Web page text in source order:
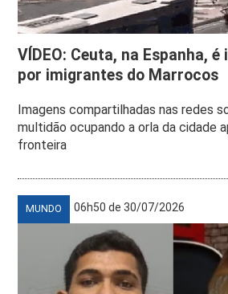
VÍDEO: Ceuta, na Espanha,
por imigrantes do Marrocos
Imagens compartilhadas nas redes
multidão ocupando a orla da cidade
fronteira
MUNDO 06h50 de 30/07/2026